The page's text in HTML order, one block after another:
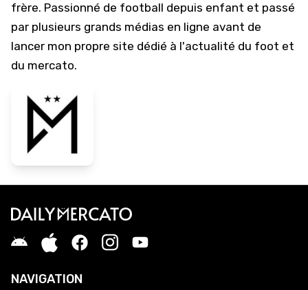
frère. Passionné de football depuis enfant et passé
par plusieurs grands médias en ligne avant de
lancer mon propre site dédié à l'actualité du foot et
du mercato.
NAVIGATION